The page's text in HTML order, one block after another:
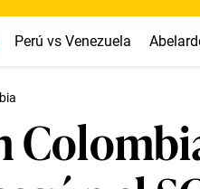
Perú vs Venezuela